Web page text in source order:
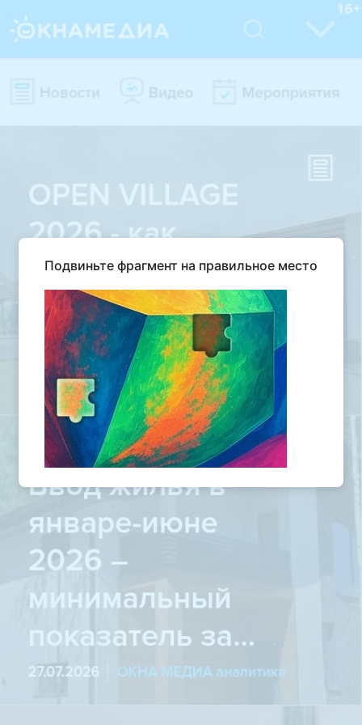
Подвиньте фрагмент на правильное место